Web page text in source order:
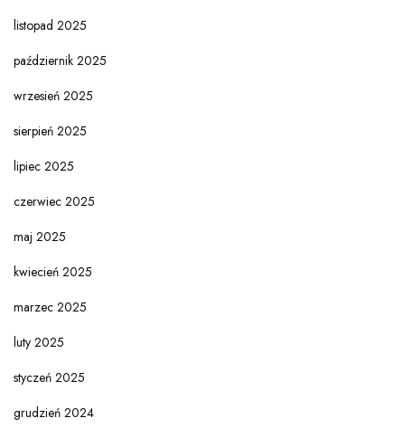
listopad 2025
październik 2025
wrzesień 2025
sierpień 2025
lipiec 2025
czerwiec 2025
maj 2025
kwiecień 2025
marzec 2025
luty 2025
styczeń 2025
grudzień 2024